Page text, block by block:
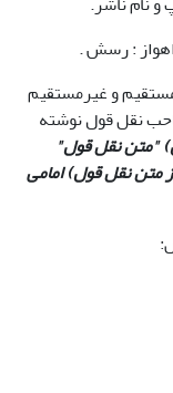
مستقیم و غیرمستقیم
نقل قول نوشته
"متن نقل قول"
از متن نقل قول) امامی